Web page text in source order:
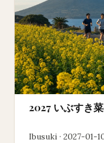
2027 いぶすき
Ibusuki · 2027-01-